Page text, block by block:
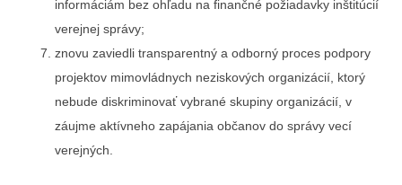
informáciám bez ohľadu na finančné požiadavky inštitúcií
verejnej správy;
znovu zaviedli transparentný a odborný proces podpory
projektov mimovládnych neziskových organizácií, ktorý
nebude diskriminovať vybrané skupiny organizácií, v
záujme aktívneho zapájania občanov do správy vecí
verejných.